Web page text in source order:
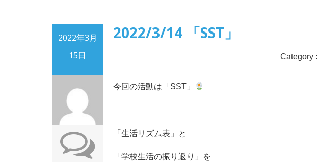
2022年3月
15日
2022/3/14 「SST」
Category :
今回の活動は「SST」
「生活リズム表」と
「学校生活の振り返り」を